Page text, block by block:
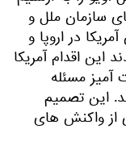
سازمان ملل و
در اروپا و
اقدام آمریکا
مسئله
این تصمیم
از واکنش های